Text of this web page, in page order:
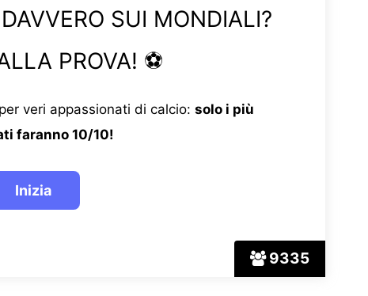
9335
SUI MONDIALI?
PROVA! ⚽
veri appassionati di calcio: solo i più
faranno 10/10!